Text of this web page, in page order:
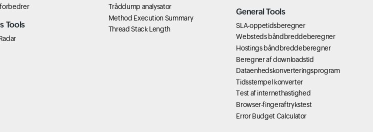
Tools
Tråddump analysator
Method Execution Summary
Thread Stack Length
General Tools
SLA-oppetidsberegner
Websteds båndbreddeberegner
Hostings båndbreddeberegner
Beregner af downloadstid
Dataenhedskonverteringsprogram
Tidsstempel konverter
Test af internethastighed
Browser-fingeraftrykstest
Error Budget Calculator